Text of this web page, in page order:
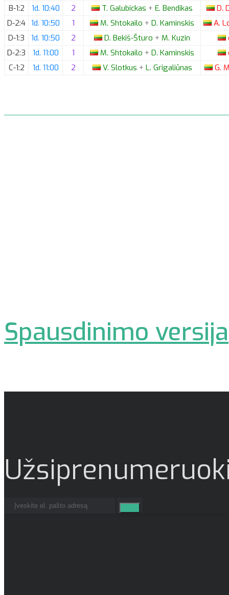
B-1:2 1d. 10:40 2 T. Galubickas + E. Bendikas D.
D-2:4 1d. 10:50 1 M. Shtokailo + D. Kaminskis A.
D-1:3
1d. 10:50 2 D. Bekiš-Šturo + M. Kuzin
D-2:3
1d. 11:00 1 M. Shtokailo + D. Kaminskis
C-1:2
1d. 11:00 2 V. Slotkus + L. Grigaliūnas G.
Spausdinimo versija